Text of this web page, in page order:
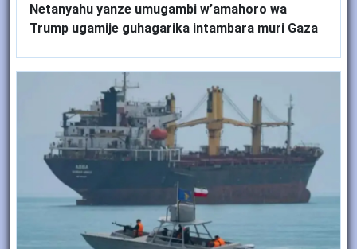
Netanyahu yanze umugambi w’amahoro wa
Trump ugamije guhagarika intambara muri Gaza